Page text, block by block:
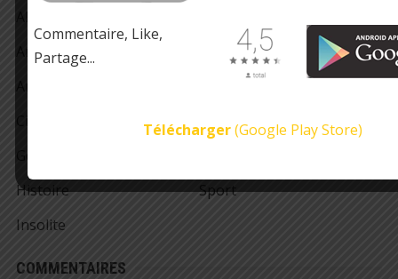
Amour
Histoire
Insolite
Santé
Sport
COMMENTAIRES
Commentaire, Like,
Partage...
Télécharger(Google Play Store)